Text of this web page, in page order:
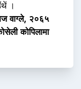
।
वाग्ले, २०६५
कोपिलामा